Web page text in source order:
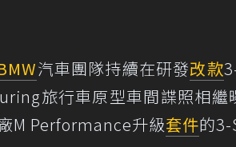
汽車團隊持續在研發改款
旅行車原型車間諜照相
M Performance升級套件的3-